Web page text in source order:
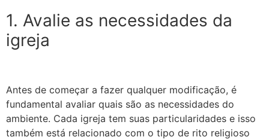
1. Avalie as necessidades da
igreja
Antes de começar a fazer qualquer modificação, é
fundamental avaliar quais são as necessidades do
ambiente. Cada igreja tem suas particularidades e isso
também está relacionado com o tipo de rito religioso